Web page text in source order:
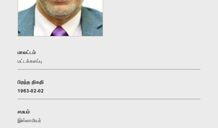
மாவட்டம்
மட்டக்களப்பு
பிறந்த திகதி
1963-02-02
சமயம்
இஸ்லாமியர்